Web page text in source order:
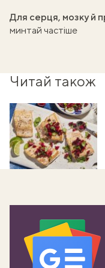
Для серця, мозку й
минтай частіше
Читай також